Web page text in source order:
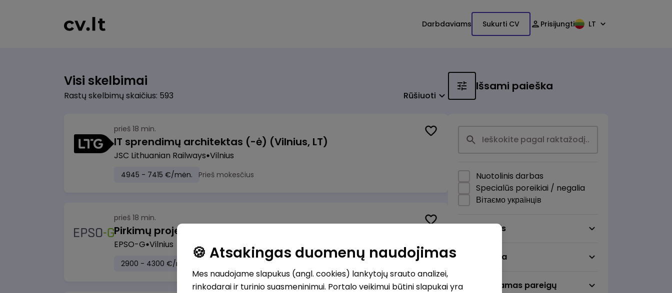
Darbdaviams Sukurti CV Prisijungti LT
Visi skelbimai
Rastų skelbimų skaičius: 593 Rūšiuoti
prieš 18 min.
IT sprendimų architektas (-ė) (Vilnius, LT)
JSC Lithuanian Railways Vilnius
4945 - 7415 €/mėn. Prieš mokesčius
prieš 18 min.
Pirkimų projektų vadovė (-as)
EPSO-G Vilnius
2900 - 4300 €/mėn.
Išsami paieška
Nuotolinis darbas
Specialūs poreikiai / negalia
Вітаємо українців
Darbo sritis
Darbo vieta
Pageidaujamas pareigų
🍪 Atsakingas duomenų naudojimas
Mes naudojame slapukus (angl. cookies) lankytojų srauto analizei,
rinkodarai ir turinio suasmeninimui. Portalo veikimui būtini slapukai yra